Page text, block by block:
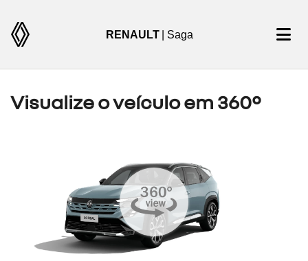
RENAULT | Saga
Visualize o veículo em 360°